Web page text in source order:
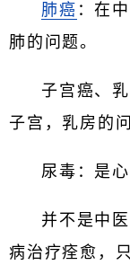
肺癌 ：在
肺的问题。
子宫癌、
子宫，乳房的问
尿毒：是
并不是中
病治疗痊愈，